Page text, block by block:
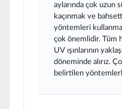
aylarında çok uzun
kaçınmak ve
yöntemleri
çok önemlidir. Tüm
UV ışınlarının
döneminde alırız.
belirtilen